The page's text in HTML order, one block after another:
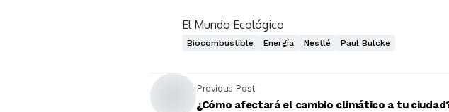
El Mundo Ecológico
Biocombustible Energía Nestlé Paul Bulcke
Previous Post
¿Cómo afectará el cambio climático a tu